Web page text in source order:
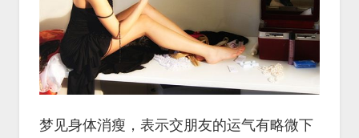
梦见身体消瘦，表示交朋友的运气有略微下